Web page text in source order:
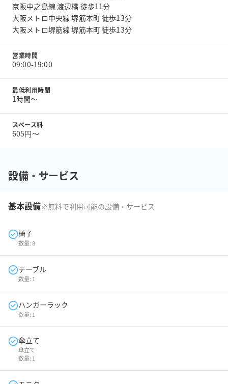
京阪中之島線 渡辺橋 徒歩11分
大阪メトロ中央線 堺筋本町 徒歩13分
大阪メトロ堺筋線 堺筋本町 徒歩13分
営業時間
09:00-19:00
最低利用時間
1時間〜
スペース料
605円〜
設備・サービス
基本設備※無料で利用可能の設備・サービス
椅子
数量:8
テーブル
数量: 1
ハンガーラック
数量: 1
傘立て
傘立て
数量: 1